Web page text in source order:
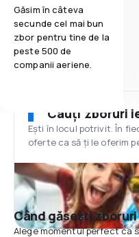
Găsim în câteva
secunde cel mai bun
zbor pentru tine de la
peste 500 de
companii aeriene.
Cauți zboruri
Ești în locul potrivit. În
oferte ca să ți le oferim
Când găsești
Alege momentul perfect ca